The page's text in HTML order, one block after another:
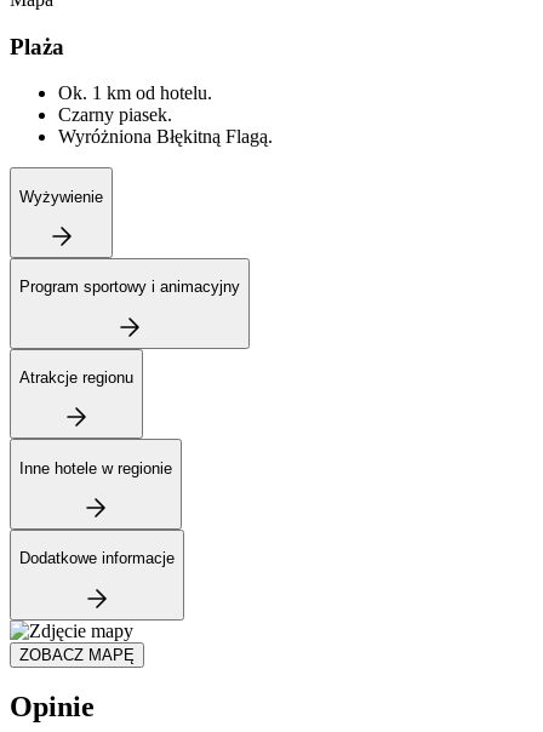
Plaża
Ok. 1 km od hotelu.
Czarny piasek.
Wyróżniona Błękitną Flagą.
Wyżywienie
Program sportowy i animacyjny
Atrakcje regionu
Inne hotele w regionie
Dodatkowe informacje
ZOBACZ MAPĘ
Opinie